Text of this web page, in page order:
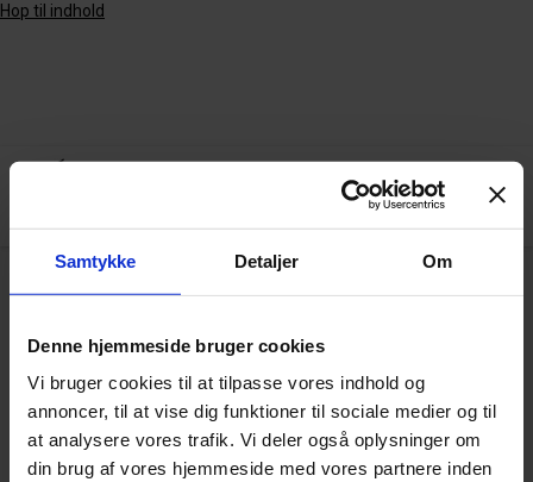
Samtykke Detaljer Om
Denne hjemmeside bruger cookies
Vi bruger cookies til at tilpasse vores indhold og
annoncer, til at vise dig funktioner til sociale medier og til
at analysere vores trafik. Vi deler også oplysninger om
din brug af vores hjemmeside med vores partnere inden
Hop til indhold
Vandbakterier i olieindustrien